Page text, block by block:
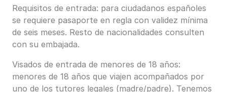
Requisitos de entrada: para ciudadanos españoles
se requiere pasaporte en regla con validez mínima
de seis meses. Resto de nacionalidades consulten
con su embajada.
Visados de entrada de menores de 18 años:
menores de 18 años que viajen acompañados por
uno de los tutores legales (madre/padre). Tenemos